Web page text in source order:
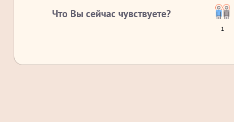
Что Вы сейчас чувствуете?
1